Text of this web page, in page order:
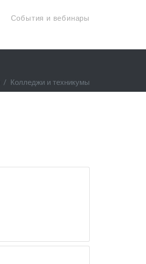
События и вебинары
Колледжи и техникумы